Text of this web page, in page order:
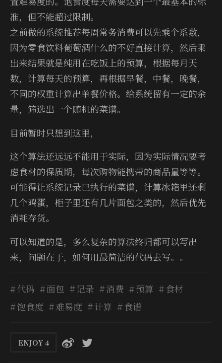
准，但不能超过限制。
之前做的系统推荐每周常务消费可以先乘个系数，
因为零食饮料葡萄酒什么的不好直接计算，然后乘
出来结果就是纯用在吃饭上的预算，根据每月天
数，计算每天的预算，再根据早餐，中餐，晚餐，
不同的权重计算出单餐价格。给系统留有一定的余
量，筛选出一个随机的菜谱。
目前暂时只想到这里，
这个算法还远远不能用于实际，因为实际情况要考
虑食材的保质期，每次购物能携带的商品量等等。
可能得让系统记录已执行的菜谱，计算冰箱里还剩
几个鸡蛋，柜子里还有几片面包之类的，然后优先
消耗存货。
可以知道的是，多么复杂的算法终归都可以写出
来，问题在于，如何用最简洁的代码去写。。
代码 面包 记录 消费 预算
食材
饱食度
难易度 计算 食谱
ENJOY 4